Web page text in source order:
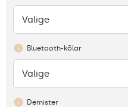
Puudub
Valige
Bluetooth-kõlar
Puudub
Valige
Demister